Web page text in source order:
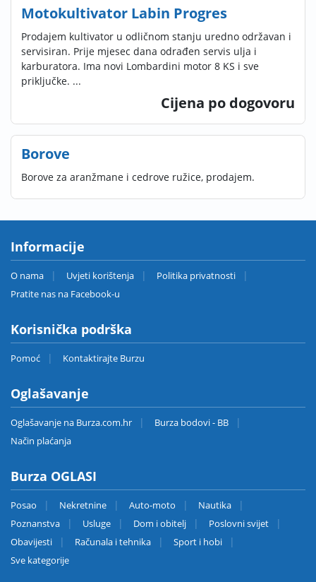
Motokultivator Labin Progres
Prodajem kultivator u odličnom stanju uredno održavan i
servisiran. Prije mjesec dana odrađen servis ulja i
karburatora. Ima novi Lombardini motor 8 KS i sve
priključke. ...
Cijena po dogovoru
Borove
Borove za aranžmane i cedrove ružice, prodajem.
Informacije
O nama Uvjeti korištenja
Politika privatnosti
Pratite nas na Facebook-u
Korisnička podrška
Pomoć Kontaktirajte Burzu
Oglašavanje
Oglašavanje na Burza.com.hr
Burza bodovi - BB
Način plaćanja
Burza OGLASI
Posao Nekretnine Auto-moto
Nautika
Poznanstva
Usluge Dom i obitelj
Poslovni svijet
Obavijesti
Računala i tehnika
Sport i hobi
Sve kategorije